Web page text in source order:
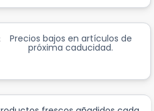
Precios bajos en artículos de
próxima caducidad.